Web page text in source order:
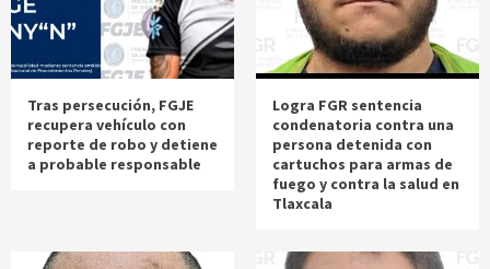
Tras persecución, FGJE
recupera vehículo con
reporte de robo y detiene
a probable responsable
Logra FGR sentencia
condenatoria contra una
persona detenida con
cartuchos para armas de
fuego y contra la salud en
Tlaxcala